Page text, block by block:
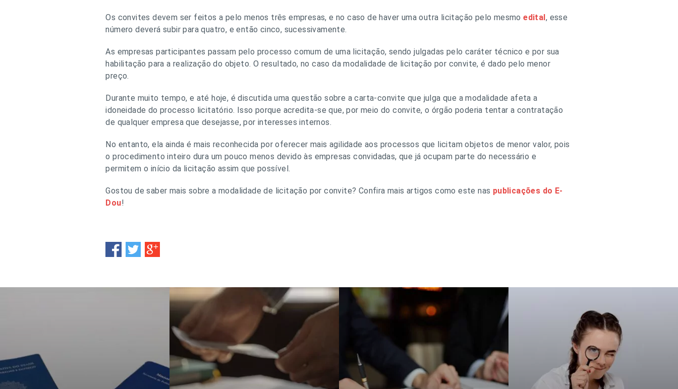
Os convites devem ser feitos a pelo menos três empresas, e no caso de haver uma outra licitação pelo mesmoedital, esse
número deverá subir para quatro, e então cinco, sucessivamente.
As empresas participantes passam pelo processo comum de uma licitação, sendo julgadas pelo caráter técnico e por sua
habilitação para a realização do objeto. O resultado, no caso da modalidade de licitação por convite, é dado pelo menor
preço.
Durante muito tempo, e até hoje, é discutida uma questão sobre a carta-convite que julga que a modalidade afeta a
idoneidade do processo licitatório. Isso porque acredita-se que, por meio do convite, o órgão poderia tentar a contratação
de qualquer empresa que desejasse, por interesses internos.
No entanto, ela ainda é mais reconhecida por oferecer mais agilidade aos processos que licitam objetos de menor valor, pois
o procedimento inteiro dura um pouco menos devido às empresas convidadas, que já ocupam parte do necessário e
permitem o início da licitação assim que possível.
Gostou de saber mais sobre a modalidade de licitação por convite? Confira mais artigos como este nas publicações do E-
Dou!